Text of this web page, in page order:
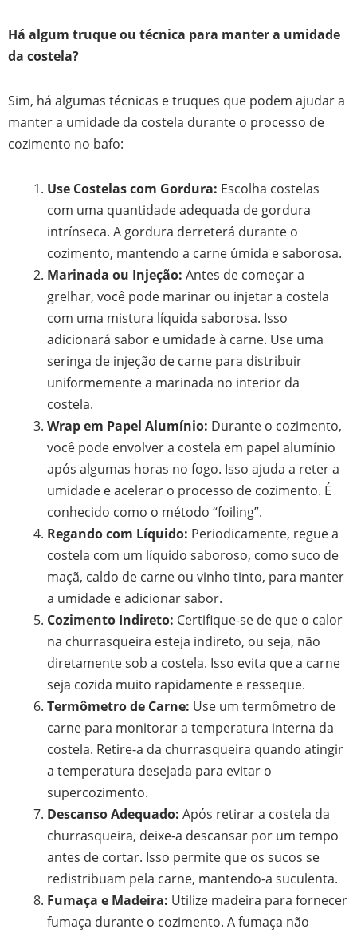
Há algum truque ou técnica para manter a umidade
da costela?
Sim, há algumas técnicas e truques que podem ajudar a
manter a umidade da costela durante o processo de
cozimento no bafo:
Use Costelas com Gordura: Escolha costelas
com uma quantidade adequada de gordura
intrínseca. A gordura derreterá durante o
cozimento, mantendo a carne úmida e saborosa.
Marinada ou Injeção: Antes de começar a
grelhar, você pode marinar ou injetar a costela
com uma mistura líquida saborosa. Isso
adicionará sabor e umidade à carne. Use uma
seringa de injeção de carne para distribuir
uniformemente a marinada no interior da
costela.
Wrap em Papel Alumínio: Durante o cozimento,
você pode envolver a costela em papel alumínio
após algumas horas no fogo. Isso ajuda a reter a
umidade e acelerar o processo de cozimento. É
conhecido como o método “foiling”.
Regando com Líquido: Periodicamente, regue a
costela com um líquido saboroso, como suco de
maçã, caldo de carne ou vinho tinto, para manter
a umidade e adicionar sabor.
Cozimento Indireto: Certifique-se de que o calor
na churrasqueira esteja indireto, ou seja, não
diretamente sob a costela. Isso evita que a carne
seja cozida muito rapidamente e resseque.
Termômetro de Carne: Use um termômetro de
carne para monitorar a temperatura interna da
costela. Retire-a da churrasqueira quando atingir
a temperatura desejada para evitar o
supercozimento.
Descanso Adequado: Após retirar a costela da
churrasqueira, deixe-a descansar por um tempo
antes de cortar. Isso permite que os sucos se
redistribuam pela carne, mantendo-a suculenta.
Fumaça e Madeira: Utilize madeira para fornecer
fumaça durante o cozimento. A fumaça não